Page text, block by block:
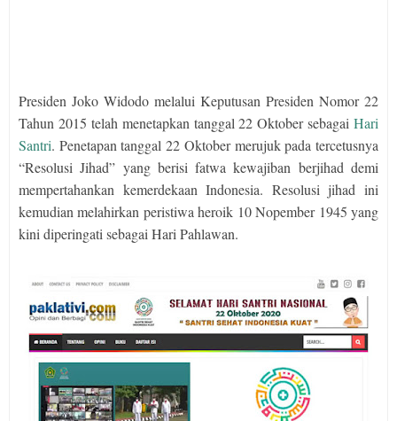
Presiden Joko Widodo melalui Keputusan Presiden Nomor 22
Tahun 2015 telah menetapkan tanggal 22 Oktober sebagai Hari
Santri. Penetapan tanggal 22 Oktober merujuk pada tercetusnya
“Resolusi Jihad” yang berisi fatwa kewajiban berjihad demi
mempertahankan kemerdekaan Indonesia. Resolusi jihad ini
kemudian melahirkan peristiwa heroik 10 Nopember 1945 yang
kini diperingati sebagai Hari Pahlawan.